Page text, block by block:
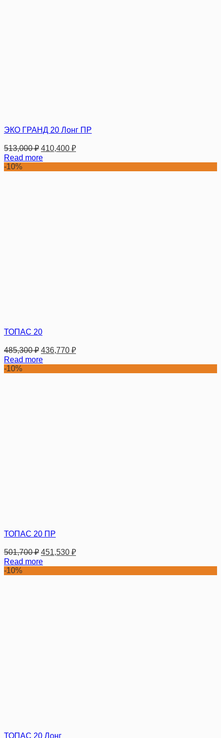
ЭКО ГРАНД 20 Лонг ПР
513,000₽ 410,400 ₽
Read more
-10%
ТОПАС 20
485,300₽ 436,770 ₽
Read more
-10%
ТОПАС 20 ПР
501,700₽ 451,530 ₽
Read more
-10%
ТОПАС 20 Лонг